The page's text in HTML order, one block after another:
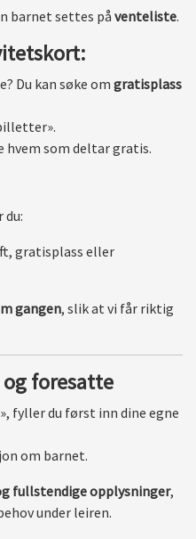
barnet settes på venteliste.
Du kan søke om gratisplass
hvem som deltar gratis.
du:
gratisplass eller
gangen, slik at vi får riktig
foresatte
fyller du først inn dine egne
om barnet.
fullstendige opplysninger,
under leiren.